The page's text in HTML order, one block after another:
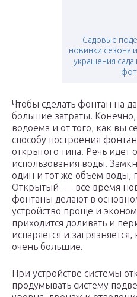
Садовые
новинки сезона
украшения сада
Чтобы сделать фонтан на
большие затраты. Конечно,
водоема и от того, как вы
способу построения
открытого типа. Речь идет
использования воды.
один и тот же объем воды,
Открытый — все время
фонтаны делают в
устройство проще и
приходится доливать и
испаряется и
очень большие.
При устройстве системы
продумывать систему